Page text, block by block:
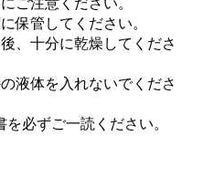
ご注意ください。
保管してください。
、十分に乾燥してくださ
液体を入れないでくださ
必ずご一読ください。